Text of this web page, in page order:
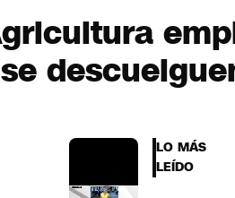
LO MÁS
LEÍDO